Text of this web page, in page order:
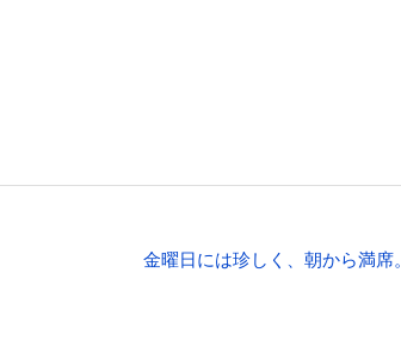
金曜日には珍しく、朝から満席。